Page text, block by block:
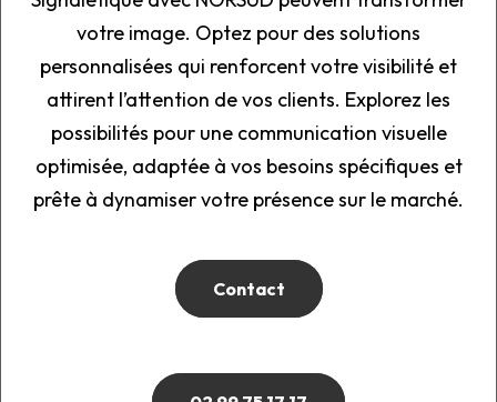
votre image. Optez pour des solutions
personnalisées qui renforcent votre visibilité et
attirent l’attention de vos clients. Explorez les
possibilités pour une communication visuelle
optimisée, adaptée à vos besoins spécifiques et
prête à dynamiser votre présence sur le marché.
Contact